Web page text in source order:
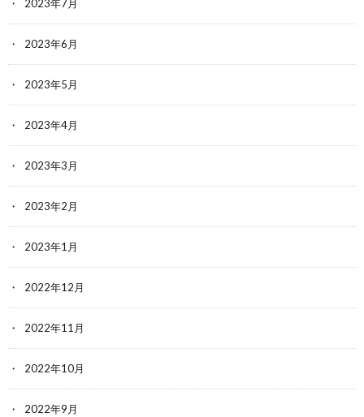
2023年7月
2023年6月
2023年5月
2023年4月
2023年3月
2023年2月
2023年1月
2022年12月
2022年11月
2022年10月
2022年9月